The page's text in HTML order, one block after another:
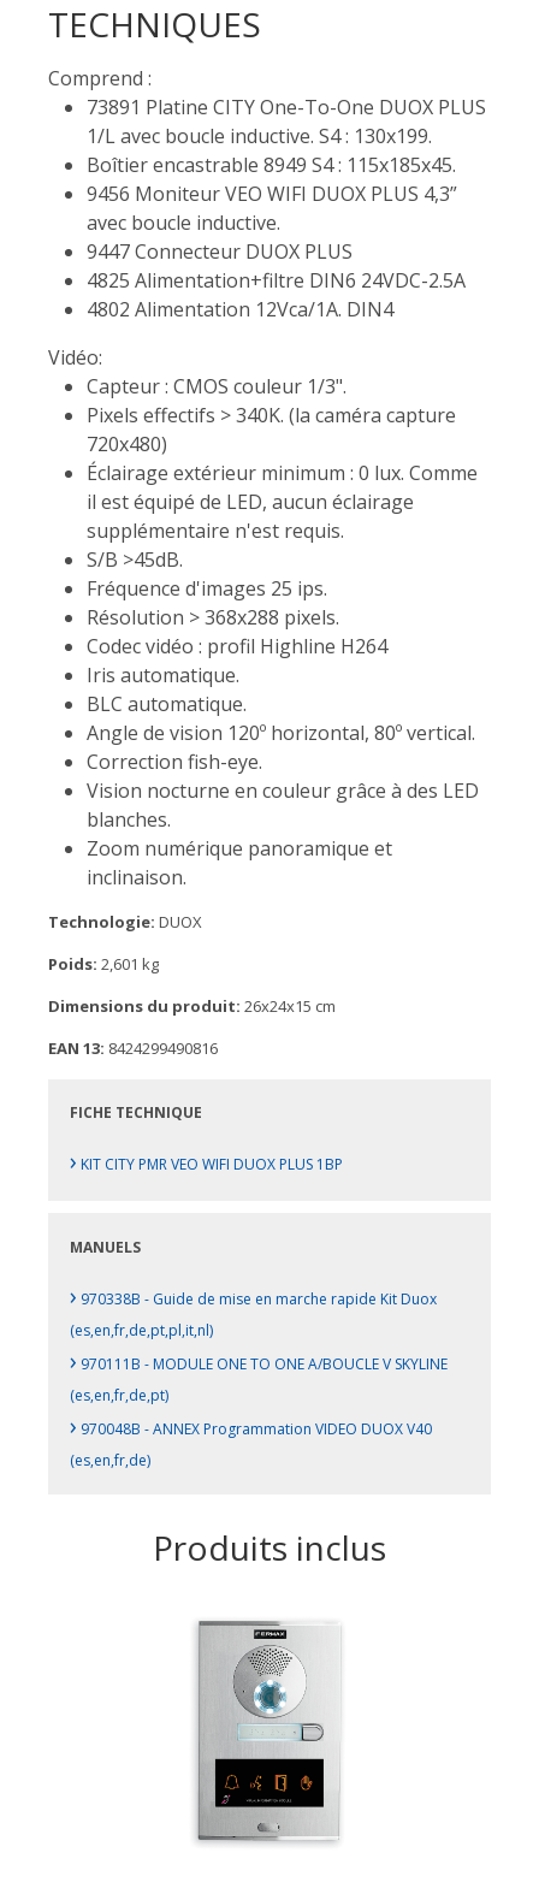
TECHNIQUES
Comprend :
73891 Platine CITY One-To-One DUOX PLUS
1/L avec boucle inductive. S4 : 130x199.
Boîtier encastrable 8949 S4 : 115x185x45.
9456 Moniteur VEO WIFI DUOX PLUS 4,3”
avec boucle inductive.
9447 Connecteur DUOX PLUS
4825 Alimentation+filtre DIN6 24VDC-2.5A
4802 Alimentation 12Vca/1A. DIN4
Vidéo:
Capteur : CMOS couleur 1/3".
Pixels effectifs > 340K. (la caméra capture
720x480)
Éclairage extérieur minimum : 0 lux. Comme
il est équipé de LED, aucun éclairage
supplémentaire n'est requis.
S/B >45dB.
Fréquence d'images 25 ips.
Résolution > 368x288 pixels.
Codec vidéo : profil Highline H264
Iris automatique.
BLC automatique.
Angle de vision 120º horizontal, 80º vertical.
Correction fish-eye.
Vision nocturne en couleur grâce à des LED
blanches.
Zoom numérique panoramique et
inclinaison.
Technologie: DUOX
Poids: 2,601 kg
Dimensions du produit: 26x24x15 cm
EAN 13: 8424299490816
FICHE TECHNIQUE
› KIT CITY PMR VEO WIFI DUOX PLUS 1BP
MANUELS
› 970338B - Guide de mise en marche rapide Kit Duox
(es,en,fr,de,pt,pl,it,nl)
› 970111B - MODULE ONE TO ONE A/BOUCLE V SKYLINE
(es,en,fr,de,pt)
› 970048B - ANNEX Programmation VIDEO DUOX V40
(es,en,fr,de)
Produits inclus